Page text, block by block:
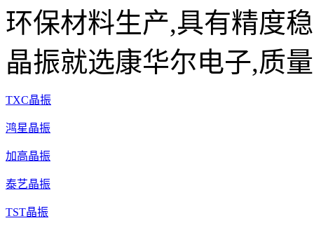
环保材料生产,具有精度
晶振就选康华尔电子,质
TXC晶振
鸿星晶振
加高晶振
泰艺晶振
TST晶振